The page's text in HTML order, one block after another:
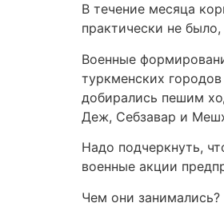
В течение месяца
практически не
Военные
туркменских
добирались пешим
Деж, Себзавар и
Надо подчеркнуть,
военные акции
Чем они